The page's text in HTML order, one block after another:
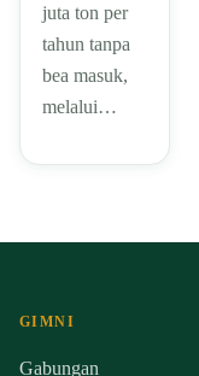
juta ton per
tahun tanpa
bea masuk,
melalui…
GIMNI
Gabungan